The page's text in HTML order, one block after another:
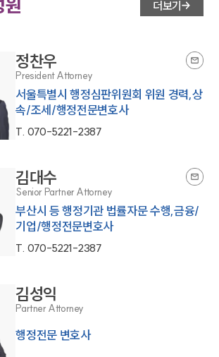
원 더보기
정찬우
President Attorney
서울특별시 행정심판위원회 위원 경력,상
속/조세/행정전문변호사
T. 070-5221-2387
김대수
Senior Partner Attorney
부산시 등 행정기관 법률자문 수행,금융/
기업/행정전문변호사
T. 070-5221-2387
김성익
Partner Attorney
행정전문 변호사